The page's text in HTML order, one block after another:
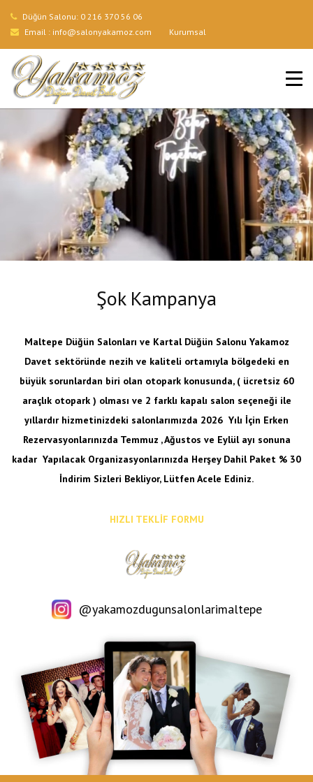
Düğün Salonu: 0 216 370 56 06
Email : info@salonyakamoz.com Kurumsal
ANA SAYFA
HIZMETLERIMIZ
MENÜLER
GALERI
BLOG
İLETIŞIM
Şok Kampanya
Maltepe Düğün Salonları ve Kartal Düğün Salonu Yakamoz
Davet sektöründe nezih ve kaliteli ortamıyla bölgedeki en
büyük sorunlardan biri olan otopark konusunda, ( ücretsiz 60
araçlık otopark ) olması ve 2 farklı kapalı salon seçeneği ile
yıllardır hizmetinizdeki salonlarımızda 2026 Yılı İçin Erken
Rezervasyonlarınızda Temmuz , Ağustos ve Eylül ayı sonuna
kadar Yapılacak Organizasyonlarınızda Herşey Dahil Paket % 30
İndirim Sizleri Bekliyor, Lütfen Acele Ediniz.
HIZLI TEKLİF FORMU
@yakamozdugunsalonlarimaltepe